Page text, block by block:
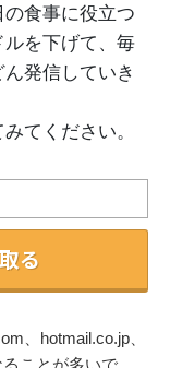
食事に役立つ
を下げて、毎
発信していき
てください。
る
、hotmail.co.jp、
ことが多いで